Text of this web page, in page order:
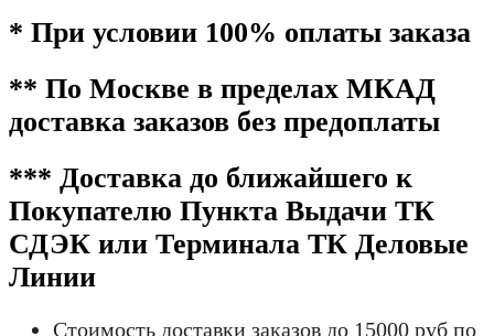
* При условии 100% оплаты заказа
** По Москве в пределах МКАД
доставка заказов без предоплаты
*** Доставка до ближайшего к
Покупателю Пункта Выдачи ТК
СДЭК или Терминала ТК Деловые
Линии
Стоимость доставки заказов до 15000 руб по